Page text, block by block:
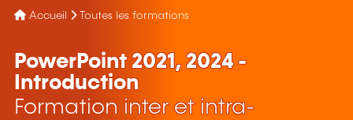
Accueil Toutes les formations
PowerPoint 2021, 2024 -
Introduction
Formation inter et intra-